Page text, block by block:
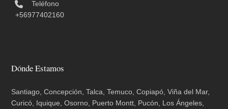
Teléfono
+56977402160
Dónde Estamos
Santiago, Concepción, Talca, Temuco, Copiapó, Viña del Mar,
Curicó, Iquique, Osorno, Puerto Montt, Pucón, Los Ángeles,